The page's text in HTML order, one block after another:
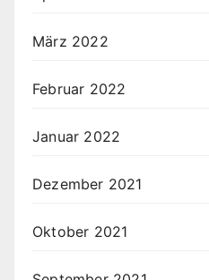
März 2022
Februar 2022
Januar 2022
Dezember 2021
Oktober 2021